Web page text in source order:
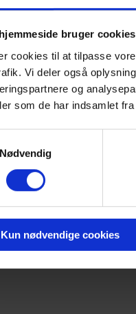
bruger cookies
cookies til at tilpasse
Vi deler også
og
som de har indsamlet
Nødvendig
Kun nødvendige cookies
erhvervsakademier